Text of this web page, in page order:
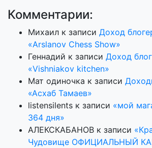
Комментарии:
Михаил к записи Доход
«Arslanov Chess Show»
Геннадий к записи Доход
«Vishniakov kitchen»
Мат одиночка к записи
«Асхаб Тамаев»
listensilents к записи «мой
364 дня»
АЛЕКСКАБАНОВ к записи
Чудовище ОФИЦИАЛЬНЫЙ